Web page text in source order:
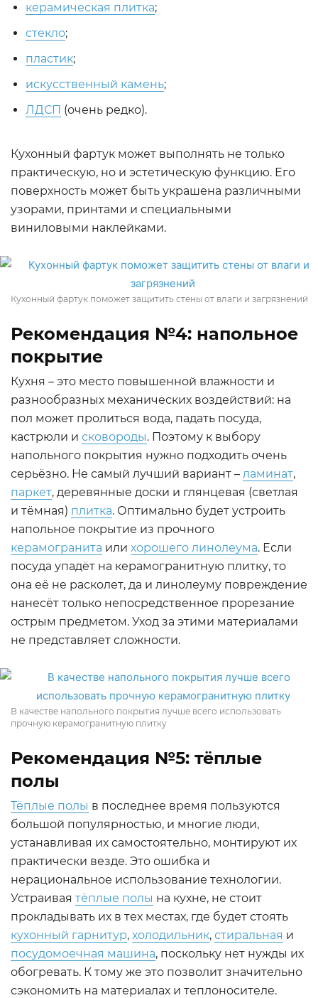
керамическая плитка;
стекло;
пластик;
искусственный камень;
ЛДСП (очень редко).
Кухонный фартук может выполнять не только
практическую, но и эстетическую функцию. Его
поверхность может быть украшена различными
узорами, принтами и специальными
виниловыми наклейками.
Кухонный фартук поможет защитить стены от влаги и загрязнений
Рекомендация №4: напольное
покрытие
Кухня – это место повышенной влажности и
разнообразных механических воздействий: на
пол может пролиться вода, падать посуда,
кастрюли и сковороды. Поэтому к выбору
напольного покрытия нужно подходить очень
серьёзно. Не самый лучший вариант – ламинат,
паркет, деревянные доски и глянцевая (светлая
и тёмная) плитка. Оптимально будет устроить
напольное покрытие из прочного
керамогранита или хорошего линолеума. Если
посуда упадёт на керамогранитную плитку, то
она её не расколет, да и линолеуму повреждение
нанесёт только непосредственное прорезание
острым предметом. Уход за этими материалами
не представляет сложности.
В качестве напольного покрытия лучше всего использовать
прочную керамогранитную плитку
Рекомендация №5: тёплые
полы
Тёплые полы в последнее время пользуются
большой популярностью, и многие люди,
устанавливая их самостоятельно, монтируют их
практически везде. Это ошибка и
нерациональное использование технологии.
Устраивая тёплые полы на кухне, не стоит
прокладывать их в тех местах, где будет стоять
кухонный гарнитур, холодильник, стиральная и
посудомоечная машина, поскольку нет нужды их
обогревать. К тому же это позволит значительно
сэкономить на материалах и теплоносителе.